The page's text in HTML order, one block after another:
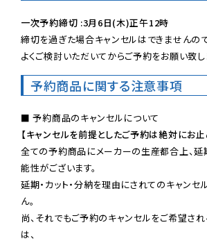
一次予約締切 :3月6日(木)正午12時
締切を過ぎた場合キャンセルはできませんの
よくご検討いただいてからご予約をお願い致し
予約商品に関する注意事項
【キャンセルを前提としたご予約は絶対にお止
全ての予約商品にメーカーの生産都合上、延
能性がございます。
延期・カット・分納を理由にされてのキャン
ん。
尚、それでもご予約のキャンセルをご希望さ
は、